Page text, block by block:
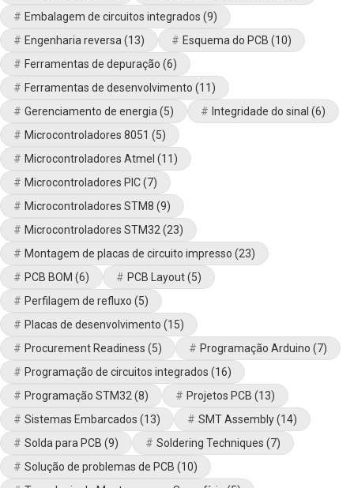
Embalagem de circuitos integrados (9)
Engenharia reversa (13) Esquema do PCB (10)
Ferramentas de depuração (6)
Ferramentas de desenvolvimento (11)
Gerenciamento de energia (5) Integridade do sinal (6)
Microcontroladores 8051 (5)
Microcontroladores Atmel (11)
Microcontroladores PIC(7)
Microcontroladores STM8 (9)
Microcontroladores STM32 (23)
Montagem de placas de circuito impresso (23)
PCB BOM (6) PCB Layout(5)
Perfilagem de refluxo (5)
Placas de desenvolvimento (15)
Procurement Readiness (5) Programação Arduino (7)
Programação de circuitos integrados (16)
Programação STM32 (8) Projetos PCB (13)
Sistemas Embarcados (13) SMT Assembly(14)
Solda para PCB (9) Soldering Techniques (7)
Solução de problemas de PCB (10)